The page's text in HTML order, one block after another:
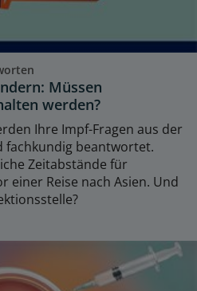
Müssen
werden?
Ihre Impf-Fragen aus der
fachkundig beantwortet.
Zeitabstände für
einer Reise nach Asien. Und